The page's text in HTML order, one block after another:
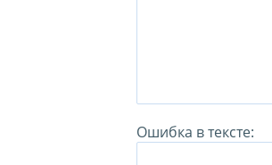
Ошибка в тексте: